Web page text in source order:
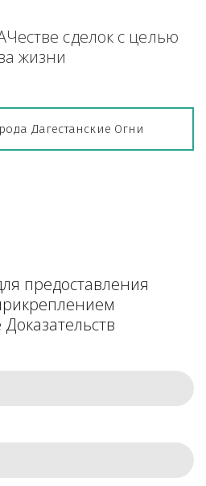
сделок с целью
жизни
Дагестанские Огни
предоставления